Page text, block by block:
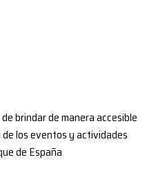
brindar de manera accesible
los eventos y actividades
de España